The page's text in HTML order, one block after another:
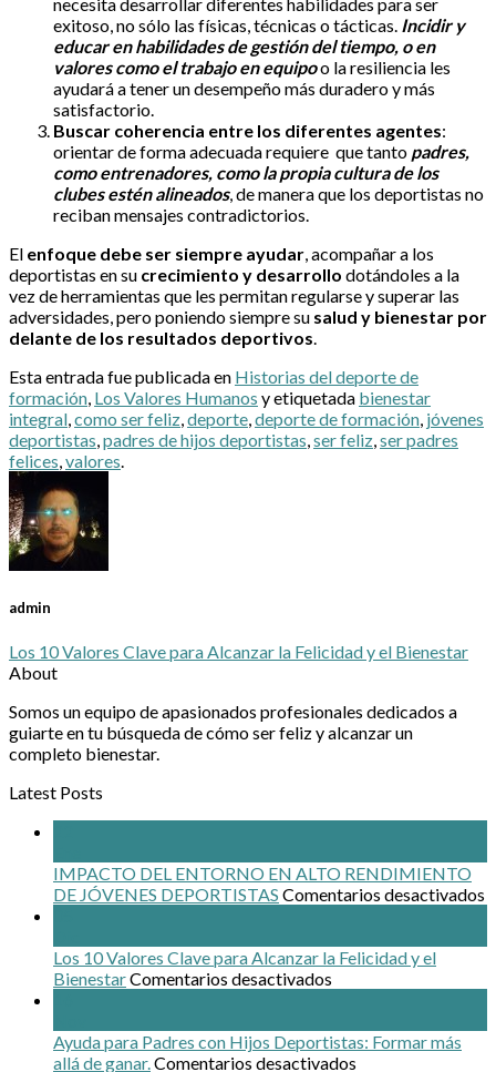
exitoso, no sólo las físicas, técnicas o tácticas. Incidir y
educar en habilidades de gestión del tiempo, o en
valores como el trabajo en equipoo la resiliencia les
ayudará a tener un desempeño más duradero y más
satisfactorio.
Buscar coherencia entre los diferentes agentes:
orientar de forma adecuada requiere que tanto padres,
como entrenadores, como la propia cultura de los
clubes estén alineados, de manera que los deportistas no
reciban mensajes contradictorios.
El enfoque debe ser siempre ayudar, acompañar a los
deportistas en su crecimiento y desarrollo dotándoles a la
vez de herramientas que les permitan regularse y superar las
adversidades, pero poniendo siempre su salud y bienestar por
delante de los resultados deportivos.
Esta entrada fue publicada en Historias del deporte de
formación, Los Valores Humanos y etiquetada bienestar
integral,como ser feliz,deporte,deporte de formación, jóvenes
deportistas,padres de hijos deportistas,ser feliz,ser padres
felices,valores.
admin
Los 10 Valores Clave para Alcanzar la Felicidad y el Bienestar
About
Somos un equipo de apasionados profesionales dedicados a
guiarte en tu búsqueda de cómo ser feliz y alcanzar un
completo bienestar.
Latest Posts
IMPACTO DEL ENTORNO EN ALTO RENDIMIENTO
DE JÓVENES DEPORTISTAS Comentarios desactivados
Los 10 Valores Clave para Alcanzar la Felicidad y el
BienestarComentarios desactivados
Valores
Clave
Ayuda para Padres con Hijos Deportistas: Formar más
allá de ganar.Comentarios desactivados